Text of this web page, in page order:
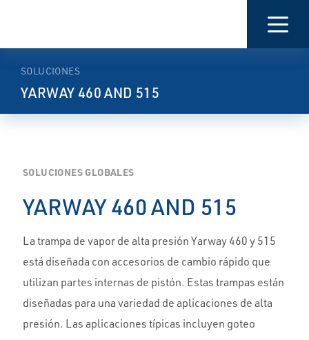
SOLUCIONES
YARWAY 460 AND 515
SOLUCIONES GLOBALES
YARWAY 460 AND 515
La trampa de vapor de alta presión Yarway 460 y 515
está diseñada con accesorios de cambio rápido que
utilizan partes internas de pistón. Estas trampas están
diseñadas para una variedad de aplicaciones de alta
presión. Las aplicaciones típicas incluyen goteo